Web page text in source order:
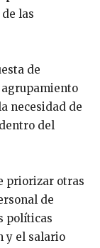
las
de
necesidad de
del
priorizar otras
de
políticas
y el salario